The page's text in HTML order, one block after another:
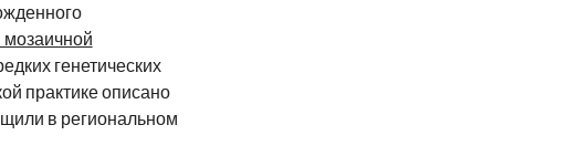
генетических
практике описано
в региональном